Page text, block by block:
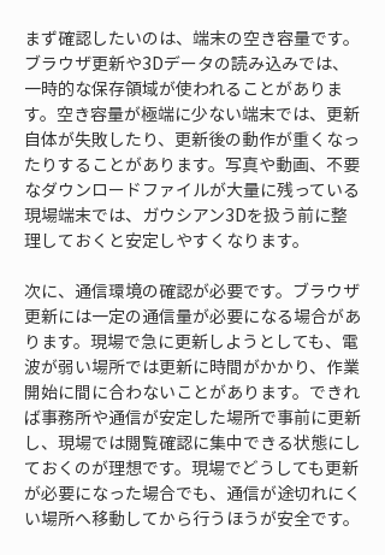
まず確認したいのは、端末の空き容量です。
ブラウザ更新や3Dデータの読み込みでは、
一時的な保存領域が使われることがありま
す。空き容量が極端に少ない端末では、更新
自体が失敗したり、更新後の動作が重くなっ
たりすることがあります。写真や動画、不要
なダウンロードファイルが大量に残っている
現場端末では、ガウシアン3Dを扱う前に整
理しておくと安定しやすくなります。
次に、通信環境の確認が必要です。ブラウザ
更新には一定の通信量が必要になる場合があ
ります。現場で急に更新しようとしても、電
波が弱い場所では更新に時間がかかり、作業
開始に間に合わないことがあります。できれ
ば事務所や通信が安定した場所で事前に更新
し、現場では閲覧確認に集中できる状態にし
ておくのが理想です。現場でどうしても更新
が必要になった場合でも、通信が途切れにく
い場所へ移動してから行うほうが安全です。